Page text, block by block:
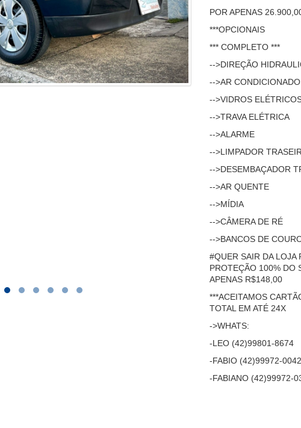
POR APENAS
***OPCIONAIS
*** COMPLETO ***
-->DIREÇÃO
-->AR CONDICIONADO
-->VIDROS
-->TRAVA ELÉTRICA
-->ALARME
-->LIMPADOR
-->DESEMBAÇADOR
-->AR QUENTE
-->MÍDIA
-->CÂMERA DE RÉ
-->BANCOS DE
#QUER SAIR DA
PROTEÇÃO 100% DO
APENAS R$148,00
***ACEITAMOS
TOTAL EM ATÉ 24X
->WHATS:
-LEO (42)99801-8674
-FABIO (42)99972-0042
-FABIANO (42)99972-